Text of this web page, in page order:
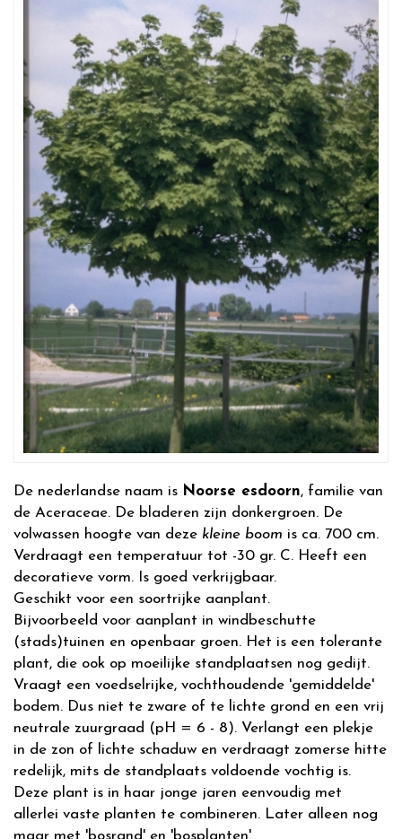
De nederlandse naam is Noorse esdoorn, familie van
de Aceraceae. De bladeren zijn donkergroen. De
volwassen hoogte van deze kleine boom is ca. 700 cm.
Verdraagt een temperatuur tot -30 gr. C. Heeft een
decoratieve vorm. Is goed verkrijgbaar.
Geschikt voor een soortrijke aanplant.
Bijvoorbeeld voor aanplant in windbeschutte
(stads)tuinen en openbaar groen. Het is een tolerante
plant, die ook op moeilijke standplaatsen nog gedijt.
Vraagt een voedselrijke, vochthoudende 'gemiddelde'
bodem. Dus niet te zware of te lichte grond en een vrij
neutrale zuurgraad (pH = 6 - 8). Verlangt een plekje
in de zon of lichte schaduw en verdraagt zomerse hitte
redelijk, mits de standplaats voldoende vochtig is.
Deze plant is in haar jonge jaren eenvoudig met
allerlei vaste planten te combineren. Later alleen nog